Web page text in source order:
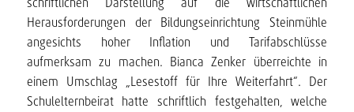
Herausforderungen der Bildungseinrichtung Steinmühle
angesichts hoher Inflation und Tarifabschlüsse
aufmerksam zu machen. Bianca Zenker überreichte in
einem Umschlag „Lesestoff für Ihre Weiterfahrt“. Der
Schulelternbeirat hatte schriftlich festgehalten, welche